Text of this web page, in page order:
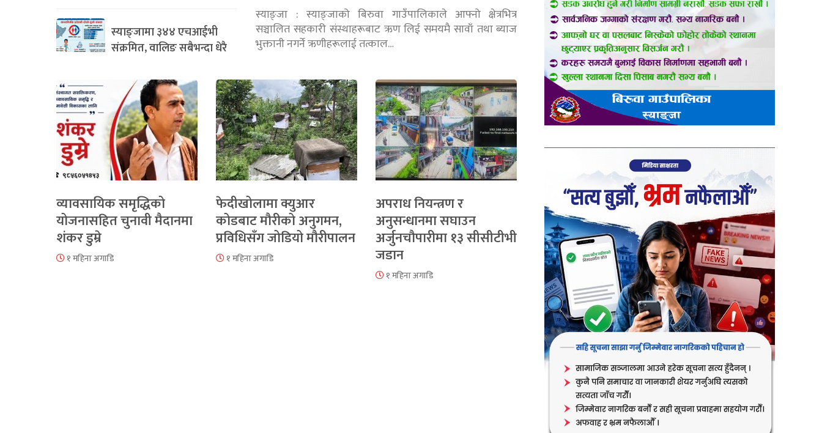
स्याङ्जामा ३४४ एचआईभी
संक्रमित, वालिङ सबैभन्दा धेरै
स्याङ्जा : स्याङ्जाको बिरुवा गाउँपालिकाले आफ्नो क्षेत्रभित्र
सञ्चालित सहकारी संस्थाहरूबाट ऋण लिई समयमै सावाँ तथा ब्याज
भुक्तानी नगर्ने ऋणीहरूलाई तत्काल…
व्यावसायिक समृद्धिको
योजनासहित चुनावी मैदानमा
शंकर डुम्रे
१ महिना अगाडि
फेदीखोलामा क्युआर
कोडबाट मौरीको अनुगमन,
प्रविधिसँग जोडियो मौरीपालन
१ महिना अगाडि
अपराध नियन्त्रण र
अनुसन्धानमा सघाउन
अर्जुनचौपारीमा १३ सीसीटीभी
जडान
१ महिना अगाडि